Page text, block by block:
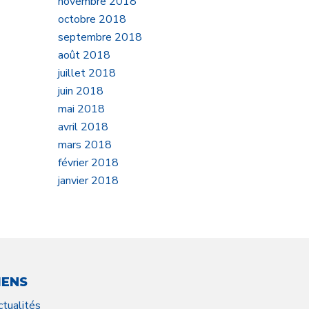
octobre 2018
septembre 2018
août 2018
juillet 2018
juin 2018
mai 2018
avril 2018
mars 2018
février 2018
janvier 2018